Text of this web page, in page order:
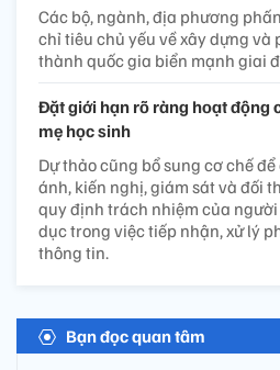
Các bộ, ngành, địa phương
chỉ tiêu chủ yếu về xây dựng
thành quốc gia biển mạnh giai
Đặt giới hạn rõ ràng hoạt động
mẹ học sinh
Dự thảo cũng bổ sung cơ chế
ánh, kiến nghị, giám sát và đối
quy định trách nhiệm của
dục trong việc tiếp nhận, xử lý
thông tin.
Bạn đọc quan tâm